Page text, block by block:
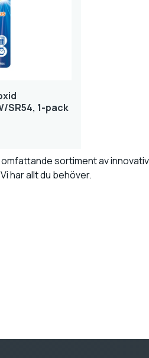
SR54, 1-pack
sortiment av
har allt du behöver.